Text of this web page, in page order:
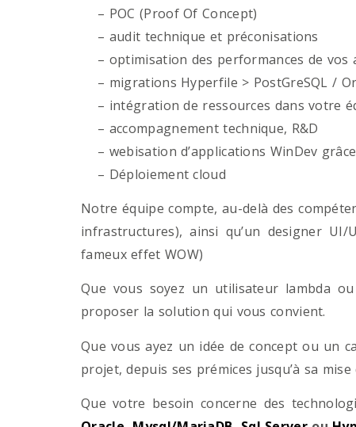
– POC (Proof Of Concept)
– audit technique et préconisations
– optimisation des performances de vos
– migrations Hyperfile > PostGreSQL /
– intégration de ressources dans votre
– accompagnement technique, R&D
– webisation d’applications WinDev
– Déploiement cloud
Notre équipe compte, au-delà des
infrastructures), ainsi qu’un designer
fameux effet WOW)
Que vous soyez un utilisateur lambda
proposer la solution qui vous convient.
Que vous ayez un idée de concept ou un
projet, depuis ses prémices jusqu’à sa
Que votre besoin concerne des